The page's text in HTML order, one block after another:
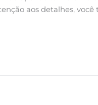
aos detalhes, você